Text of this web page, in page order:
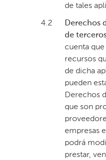
de tales
4.2
Derechos
de
cuenta
recursos
de dicha
pueden
Derechos
que son
empresas
podrá
prestar,